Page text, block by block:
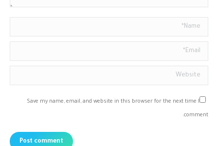
Name *
Email *
Website
Save my name, email, and website in this browser for the next time I
comment.
Post comment